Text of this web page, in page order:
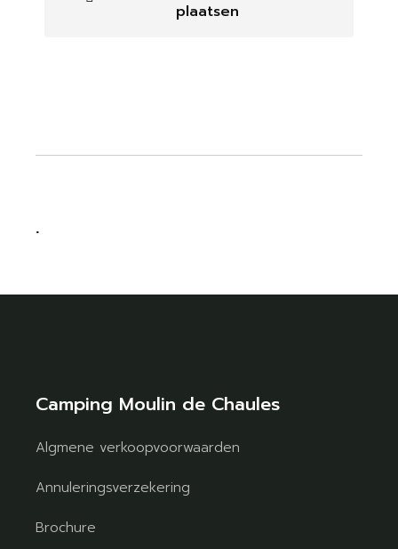
plaatsen
.
Camping Moulin de Chaules
Algmene verkoopvoorwaarden
Annuleringsverzekering
Brochure